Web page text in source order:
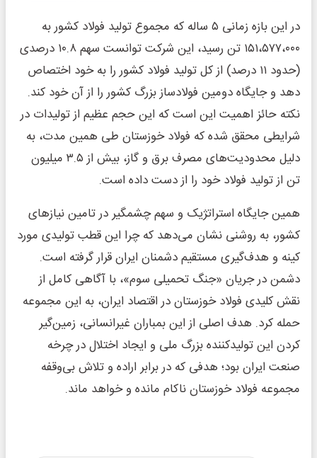
در این بازه زمانی ۵ ساله که مجموع تولید فولاد کشور به
۱۵۱،۵۷۷،۰۰۰ تن رسید، این شرکت توانست سهم ۱۰.۸ درصدی
(حدود ۱۱ درصد) از کل تولید فولاد کشور را به خود اختصاص
دهد و جایگاه دومین فولادساز بزرگ کشور را از آن خود کند.
نکته حائز اهمیت این است که این حجم عظیم از تولیدات در
شرایطی محقق شده که فولاد خوزستان طی همین مدت، به
دلیل محدودیت‌های مصرف برق و گاز، بیش از ۳.۵ میلیون
تن از تولید فولاد خود را از دست داده است.
همین جایگاه استراتژیک و سهم چشمگیر در تامین نیازهای
کشور، به روشنی نشان می‌دهد که چرا این قطب تولیدی مورد
کینه و هدف‌گیری مستقیم دشمنان ایران قرار گرفته است.
دشمن در جریان «جنگ تحمیلی سوم»، با آگاهی کامل از
نقش کلیدی فولاد خوزستان در اقتصاد ایران، به این مجموعه
حمله کرد. هدف اصلی از این بمباران‌ غیرانسانی، زمین‌گیر
کردن این تولیدکننده بزرگ ملی و ایجاد اختلال در چرخه
صنعت ایران بود؛ هدفی که در برابر اراده و تلاش بی‌وقفه
مجموعه فولاد خوزستان ناکام مانده و خواهد ماند.